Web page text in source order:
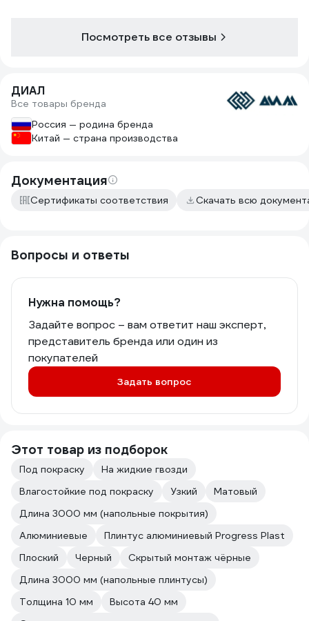
Посмотреть все отзывы
ДИАЛ
Все товары бренда
Россия — родина бренда
Китай — страна производства
Документация
Сертификаты соответствия Скачать всю
Вопросы и ответы
Нужна помощь?
Задайте вопрос – вам ответит наш эксперт,
представитель бренда или один из
покупателей
Задать вопрос
Этот товар из подборок
Под покраску
На жидкие гвозди
Влагостойкие под покраску
Узкий
Матовый
Длина 3000 мм (напольные покрытия)
Алюминиевые
Плинтус алюминиевый Progress Plast
Плоский
Черный
Скрытый монтаж чёрные
Длина 3000 мм (напольные плинтусы)
Толщина 10 мм
Высота 40 мм